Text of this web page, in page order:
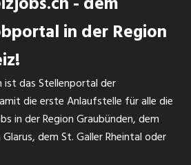
in der Region
das Stellenportal der
die erste Anlaufstelle für alle die
in der Region Graubünden, dem
dem St. Galler Rheintal oder